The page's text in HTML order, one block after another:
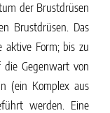
der Brustdrüsen
Brustdrüsen. Das
aktive Form; bis zu
die Gegenwart von
(ein Komplex aus
werden. Eine